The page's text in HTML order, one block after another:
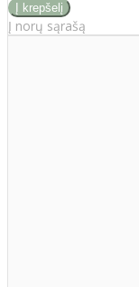
Į norų sąrašą